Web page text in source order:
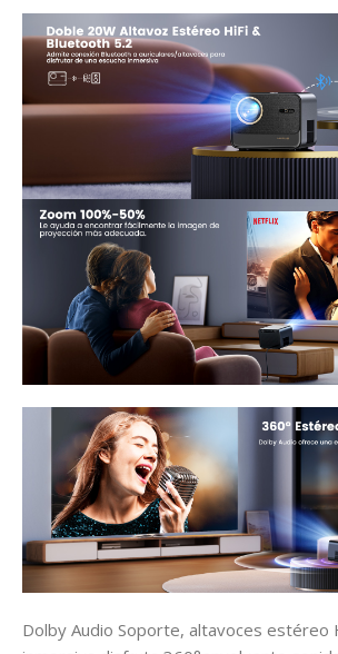
Dolby Audio Soporte, altavoces estéreo